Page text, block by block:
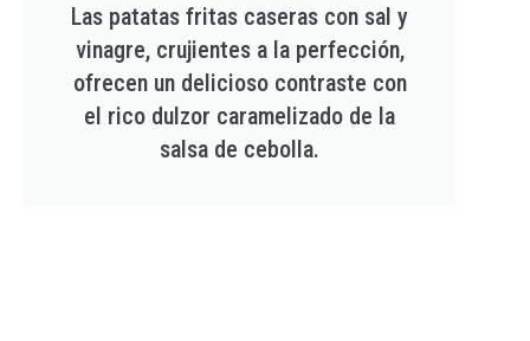
Las patatas fritas caseras con sal y
vinagre, crujientes a la perfección,
ofrecen un delicioso contraste con
el rico dulzor caramelizado de la
salsa de cebolla.